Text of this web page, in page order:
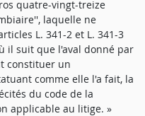
quatre-vingt-treize
laquelle ne
L. 341-2 et L. 341-3
il suit que l'aval donné par
constituer un
comme elle l'a fait, la
du code de la
applicable au litige. »